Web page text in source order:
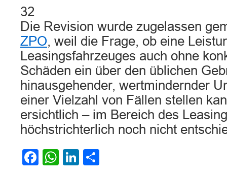
32
Die Revision wurde zugelassen
ZPO, weil die Frage, ob eine
Leasingsfahrzeuges auch ohne
Schäden ein über den üblichen
hinausgehender, wertmindernder
einer Vielzahl von Fällen stellen
ersichtlich – im Bereich des
höchstrichterlich noch nicht
Facebook
WhatsApp
LinkedIn